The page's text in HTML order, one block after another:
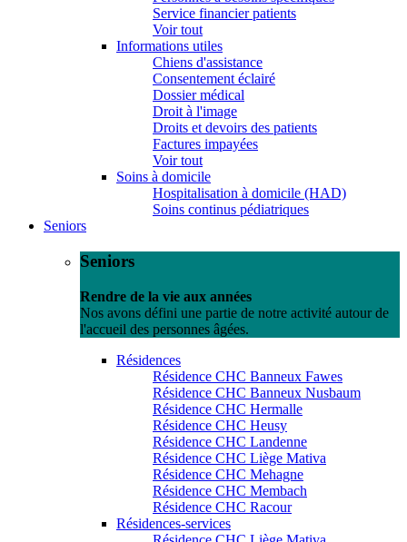
Service financier patients
Voir tout
Informations utiles
Chiens d'assistance
Consentement éclairé
Dossier médical
Droit à l'image
Droits et devoirs des patients
Factures impayées
Voir tout
Soins à domicile
Hospitalisation à domicile (HAD)
Soins continus pédiatriques
Seniors
Seniors
Rendre de la vie aux années
Nos avons défini une partie de notre activité autour de
l'accueil des personnes âgées.
Résidences
Résidence CHC Banneux Fawes
Résidence CHC Banneux Nusbaum
Résidence CHC Hermalle
Résidence CHC Heusy
Résidence CHC Landenne
Résidence CHC Liège Mativa
Résidence CHC Mehagne
Résidence CHC Membach
Résidence CHC Racour
Résidences-services